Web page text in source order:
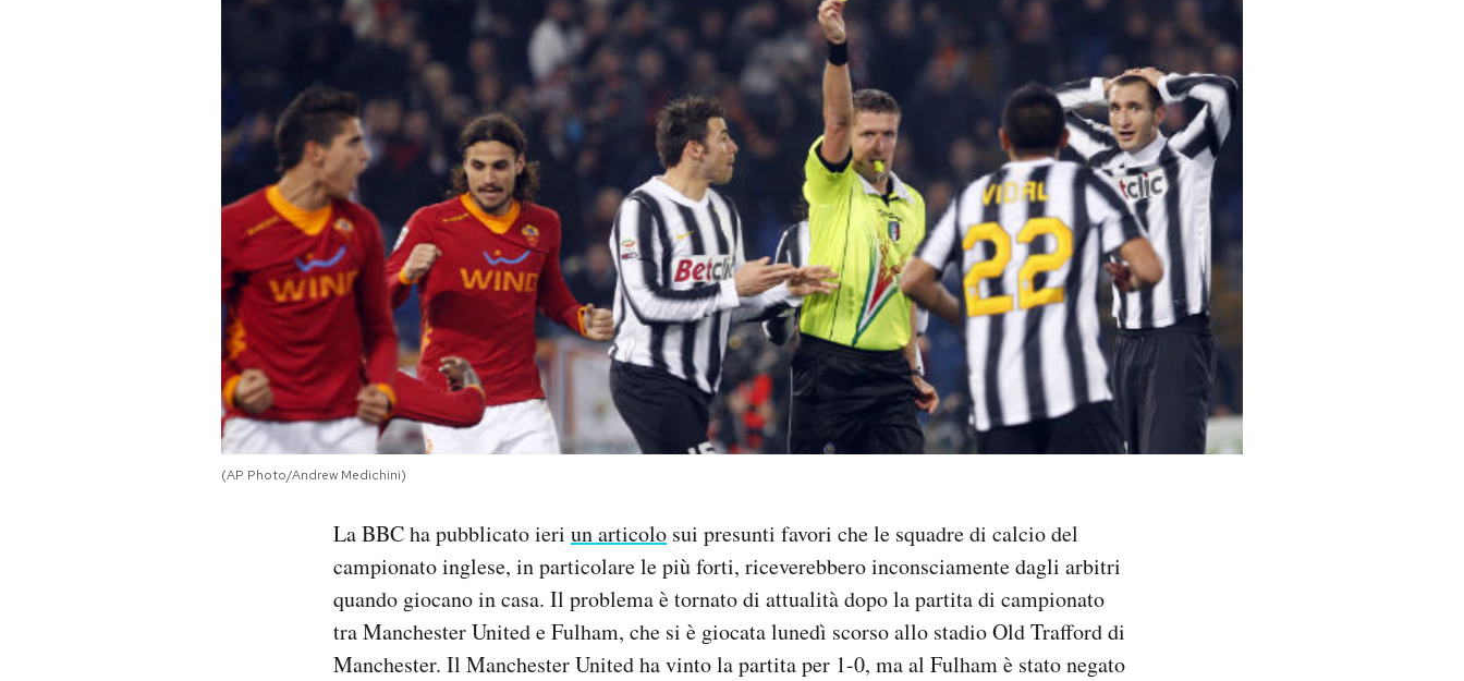
(AP Photo/Andrew Medichini)
La BBC ha pubblicato ieri un articolo sui presunti favori che le squadre di calcio del
campionato inglese, in particolare le più forti, riceverebbero inconsciamente dagli arbitri
quando giocano in casa. Il problema è tornato di attualità dopo la partita di campionato
tra Manchester United e Fulham, che si è giocata lunedì scorso allo stadio Old Trafford di
Manchester. Il Manchester United ha vinto la partita per 1-0, ma al Fulham è stato negato